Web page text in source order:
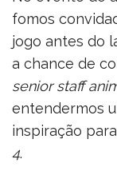
fomos
jogo antes do
a chance de
senior staff
entendermos
inspiração
4.